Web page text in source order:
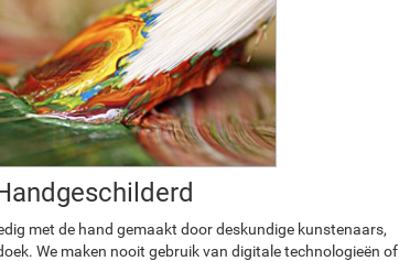
met de hand gemaakt door deskundige kunstenaars,
We maken nooit gebruik van digitale technologieën of